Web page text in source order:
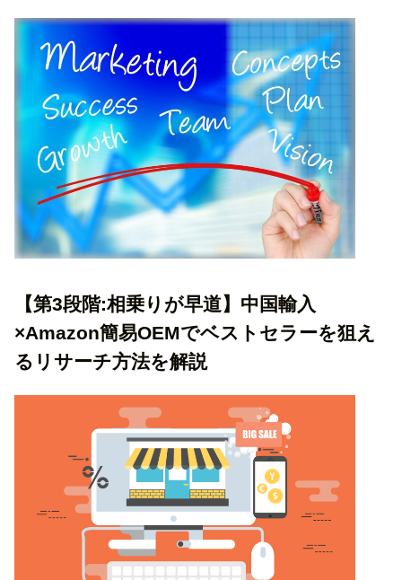
【第3段階:相乗りが早道】中国輸入
×Amazon簡易OEMでベストセラーを狙え
るリサーチ方法を解説